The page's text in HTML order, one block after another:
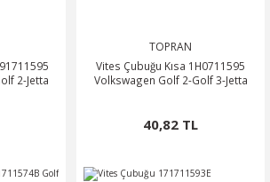
2-Jetta
TOPRAN
Vites Çubuğu Kısa 1H0711595
Volkswagen Golf 2-Golf 3-Jetta
40,82 TL